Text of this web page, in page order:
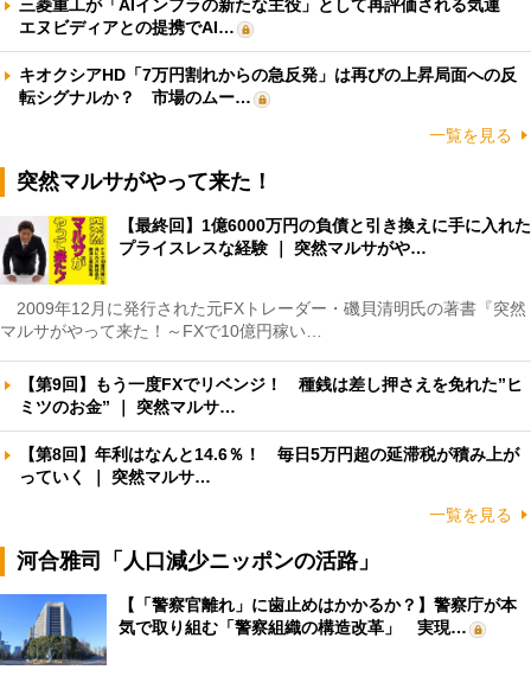
三菱重工が「AIインフラの新たな主役」として再評価される気運
エヌビディアとの提携でAI…
キオクシアHD「7万円割れからの急反発」は再びの上昇局面への反
転シグナルか？ 市場のムー…
一覧を見る
突然マルサがやって来た！
【最終回】1億6000万円の負債と引き換えに手に入れた
プライスレスな経験 ｜ 突然マルサがや…
2009年12月に発行された元FXトレーダー・磯貝清明氏の著書『突然
マルサがやって来た！～FXで10億円稼い…
【第9回】もう一度FXでリベンジ！ 種銭は差し押さえを免れた”ヒ
ミツのお金” ｜ 突然マルサ…
【第8回】年利はなんと14.6％！ 毎日5万円超の延滞税が積み上が
っていく ｜ 突然マルサ…
一覧を見る
河合雅司「人口減少ニッポンの活路」
【「警察官離れ」に歯止めはかかるか？】警察庁が本
気で取り組む「警察組織の構造改革」 実現…